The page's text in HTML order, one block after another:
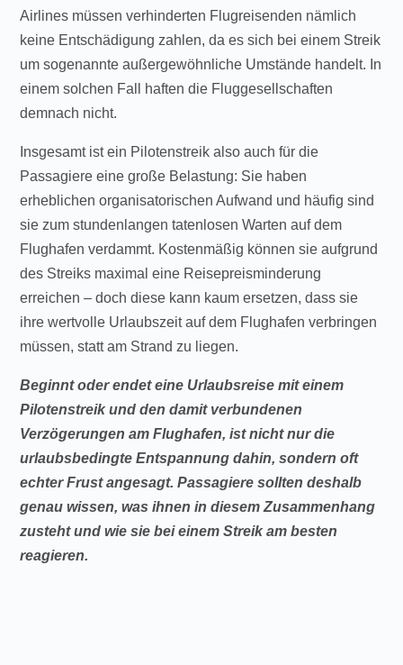
Airlines müssen verhinderten Flugreisenden nämlich
keine Entschädigung zahlen, da es sich bei einem Streik
um sogenannte außergewöhnliche Umstände handelt. In
einem solchen Fall haften die Fluggesellschaften
demnach nicht.
Insgesamt ist ein Pilotenstreik also auch für die
Passagiere eine große Belastung: Sie haben
erheblichen organisatorischen Aufwand und häufig sind
sie zum stundenlangen tatenlosen Warten auf dem
Flughafen verdammt. Kostenmäßig können sie aufgrund
des Streiks maximal eine Reisepreisminderung
erreichen – doch diese kann kaum ersetzen, dass sie
ihre wertvolle Urlaubszeit auf dem Flughafen verbringen
müssen, statt am Strand zu liegen.
Beginnt oder endet eine Urlaubsreise mit einem
Pilotenstreik und den damit verbundenen
Verzögerungen am Flughafen, ist nicht nur die
urlaubsbedingte Entspannung dahin, sondern oft
echter Frust angesagt. Passagiere sollten deshalb
genau wissen, was ihnen in diesem Zusammenhang
zusteht und wie sie bei einem Streik am besten
reagieren.